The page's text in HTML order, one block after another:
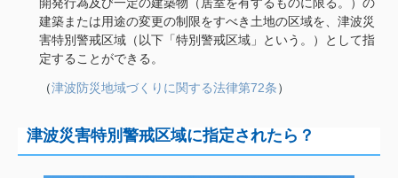
開発行為及び一定の建築物（居室を有するものに限る。）の
建築または用途の変更の制限をすべき土地の区域を、津波災
害特別警戒区域（以下「特別警戒区域」という。）として指
定することができる。
（津波防災地域づくりに関する法律第72条）
津波災害特別警戒区域に指定されたら？